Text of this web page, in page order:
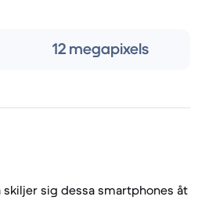
12 megapixels
sig dessa smartphones åt